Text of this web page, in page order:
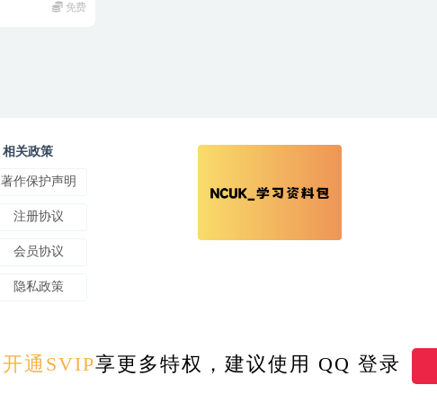
免费
相关政策
著作保护声明
注册协议
会员协议
隐私政策
OIXUEXI.COM - All rights reserved 我爱学习 版权所有 | 备案号：湘ICP备2023007409号-1
开通SVIP享更多特权，建议使用 QQ 登录